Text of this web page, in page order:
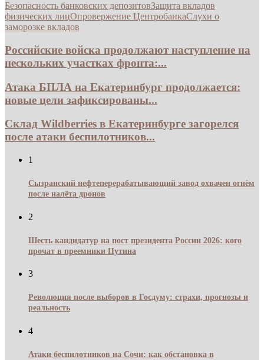
Безопасность банковских депозитовЗащита вкладов
физических лицОпровержение ЦентробанкаСлухи о
заморозке вкладов
Российские войска продолжают наступление на
нескольких участках фронта:...
Атака БПЛА на Екатеринбург продолжается:
новые цели зафиксированы...
Склад Wildberries в Екатеринбурге загорелся
после атаки беспилотников...
1
Сызранский нефтеперерабатывающий завод охвачен огнём
после налёта дронов
2
Шесть кандидатур на пост президента России 2026: кого
прочат в преемники Путина
3
Революция после выборов в Госдуму: страхи, прогнозы и
реальность
4
Атаки беспилотников на Сочи: как обстановка в